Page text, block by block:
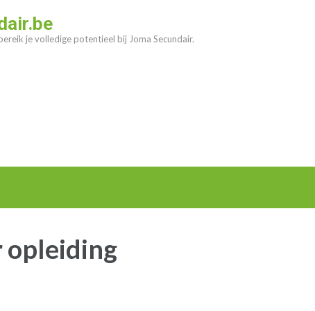
je volledige potentieel bij Joma Secundair.
opleiding